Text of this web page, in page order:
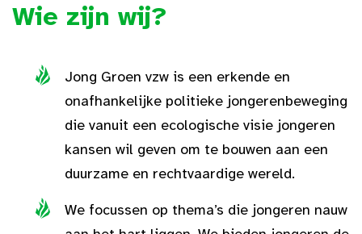
Wie zijn wij?
Jong Groen vzw is een erkende en
onafhankelijke politieke jongerenbeweging
die vanuit een ecologische visie jongeren
kansen wil geven om te bouwen aan een
duurzame en rechtvaardige wereld.
We focussen op thema’s die jongeren nauw